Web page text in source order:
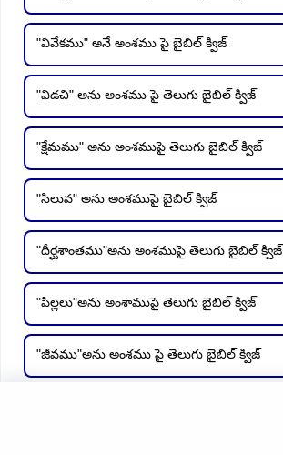
"వివేకము" అనే అంశము పై బైబిల్ క్విజ్
"విడచి" అను అంశము పై తెలుగు బైబిల్ క్విజ్
"క్షేమము" అను అంశముపై తెలుగు బైబిల్ క్విజ్
"సిలువ" అను అంశముపై బైబిల్ క్విజ్
"దీర్ఘశాంతము"అను అంశముపై తెలుగు బైబిల్ క్విజ్
"పిల్లలు"అను అంశాముపై తెలుగు బైబిల్ క్విజ్
"జీవము"అను అంశము పై తెలుగు బైబిల్ క్విజ్